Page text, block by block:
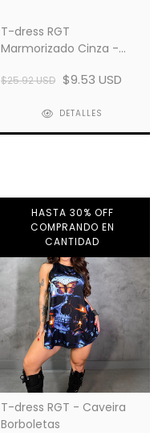
T-dress RGT
Marmorizado Cinza -
$25.92 USD $9.53 USD
DETALLES
HASTA 30% OFF
COMPRANDO EN
CANTIDAD
T-dress RGT - Caveira
Borboletas